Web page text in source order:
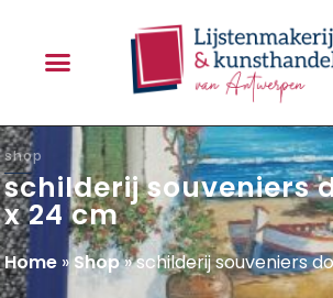
shop
schilderij souveniers
x 24 cm
Home »Shop»schilderij souveniers